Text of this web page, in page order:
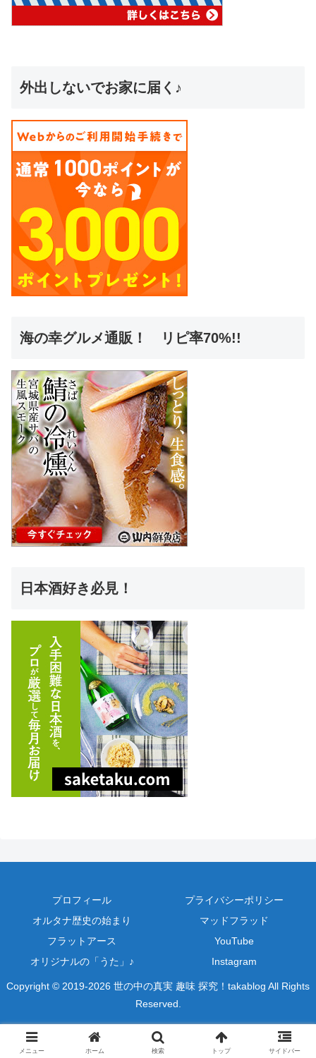
外出しないでお家に届く♪
海の幸グルメ通販！ リピ率70%!!
日本酒好き必見！
プロフィール
プライバシーポリシー
オルタナ歴史の始まり
マッドフラッド
フラットアース
YouTube
オリジナルの「うた」♪
Instagram
Copyright © 2019-2026 世の中の真実 趣味 探究！takablog All Rights
Reserved.
メニュー ホーム 検索 トップ サイドバー